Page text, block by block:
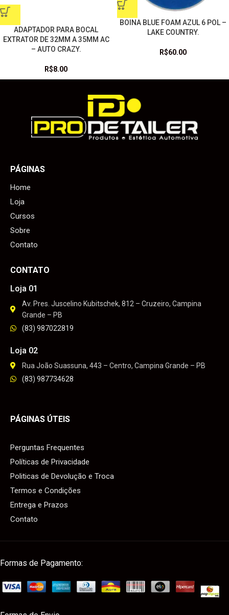
ADAPTADOR PARA BOCAL
EXTRATOR DE 32MM A 35MM AC
– AUTO CRAZY.
R$8.00
BOINA BLUE FOAM AZUL 6 POL –
LAKE COUNTRY.
R$60.00
PÁGINAS
Home
Loja
Cursos
Sobre
Contato
CONTATO
Loja 01
Av. Pres. Juscelino Kubitschek, 812 – Cruzeiro, Campina
Grande – PB
(83) 987022819
Loja 02
Rua João Suassuna, 443 – Centro, Campina Grande – PB
(83) 987734628
PÁGINAS ÚTEIS
Perguntas Frequentes
Políticas de Privacidade
Politicas de Devolução e Troca
Termos e Condições
Entrega e Prazos
Contato
Formas de Pagamento: